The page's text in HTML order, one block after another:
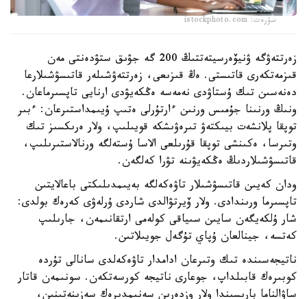
سۋرەت: istockphoto.com
زەرتتەۋگە ۋنيۆەرسيتەتتىڭ 200 گە جۋىق ستۋدەنتى مەن
قىزمەتكەرى قاتىستى. ەڭ قىزىعى، زەرتتەۋشىلەر قاتىسۋشىلارعا
دەنەسىن تىك ۇستاۋدى نەمەسە ەڭكەيۋدى ارنايى تاپسىرماعان.
ونىڭ ورنىنا جۇمىس ورنىن ءارتۇرلى ەتىپ ۇيىمداستىرعان: ءبىر
توپقا پلانشەت بيىكتەۋ تىرەۋىشكە قويىلىپ، ولار ەرىكسىز تىك
وتىرسا، ەكىنشى توپقا قۇرىلعى الاسا ۇستەلگە ورنالاستىرىلىپ،
قاتىسۋشىلاردىڭ ەڭكەيۋىنە تۋرا كەلگەن.
ودان كەيىن قاتىسۋشىلار تاۋەكەلگە بەيىمدىلىكتى باعالايتىن
تاپسىرما ورىندادى. ولار ۆيرتۋالدى شاردى ۇرلەۋى كەرەك بولدى:
شار ۇلكەيگەن سايىن سىياقى كولەمى ارتقانىمەن، جارىلىپ
كەتسە، جينالعان ۇپاي تۇگەل جويىلاتىن.
ناتيجەسىندە تىك وتىرعان ادامدار تاۋەكەلدى سانالى تۇردە
كوبىرەك قابىلداپ، جوعارى ناتيجە كورسەتكەن. سونىمەن قاتار